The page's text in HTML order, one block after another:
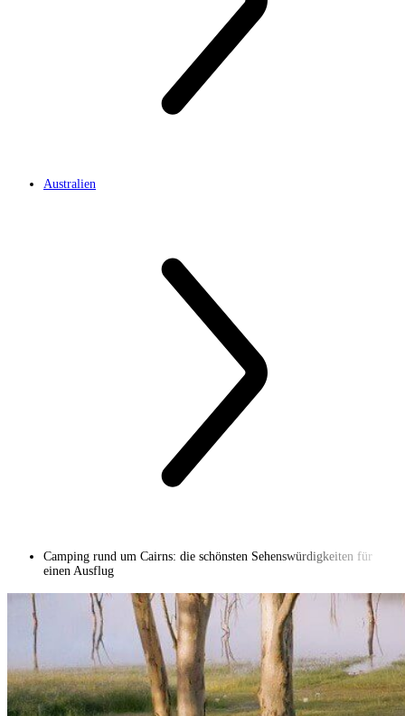
Australien
Camping rund um Cairns: die schönsten Sehenswürdigkeiten für
einen Ausflug